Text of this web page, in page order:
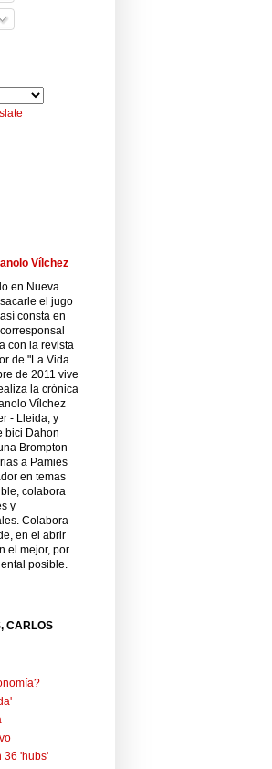
Vílchez
en Nueva
el jugo
consta en
con la revista
de "La Vida
de 2011 vive
la crónica
Vílchez
- Lleida, y
bici Dahon
Brompton
a Pamies
en temas
colabora
y
Colabora
en el abrir
el mejor, por
posible.
CARLOS
36 'hubs'